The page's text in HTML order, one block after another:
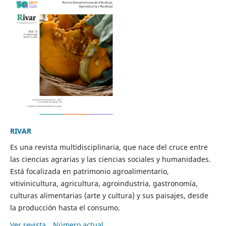
RIVAR
Es una revista multidisciplinaria, que nace del cruce entre
las ciencias agrarias y las ciencias sociales y humanidades.
Está focalizada en patrimonio agroalimentario,
vitivinicultura, agricultura, agroindustria, gastronomía,
culturas alimentarias (arte y cultura) y sus paisajes, desde
la producción hasta el consumo.